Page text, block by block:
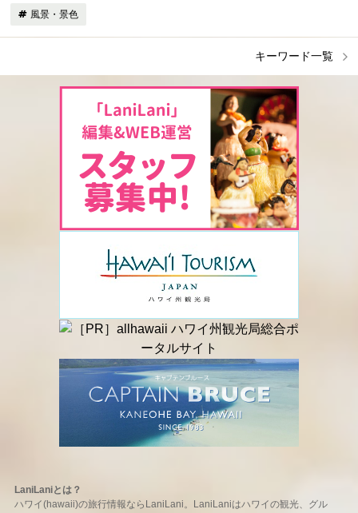
風景・景色
キーワード一覧
LaniLaniとは？
ハワイ(hawaii)の旅行情報ならLaniLani。LaniLaniはハワイの観光、グル